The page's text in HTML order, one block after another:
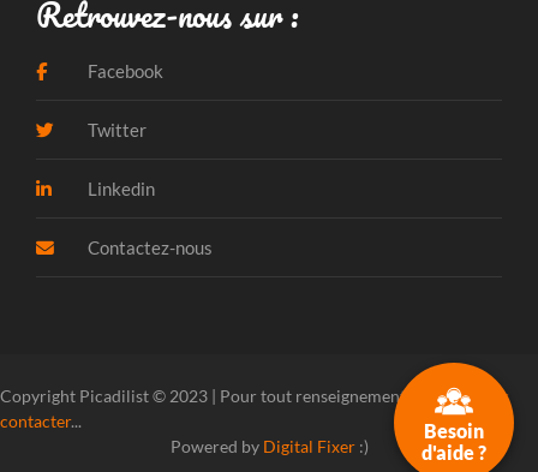
Retrouvez-nous sur :
Facebook
Twitter
Linkedin
Contactez-nous
Besoin
d'aide ?
Copyright Picadilist © 2023 | Pour tout renseignement, veuillez
nous
contacter...
Powered by Digital Fixer:)